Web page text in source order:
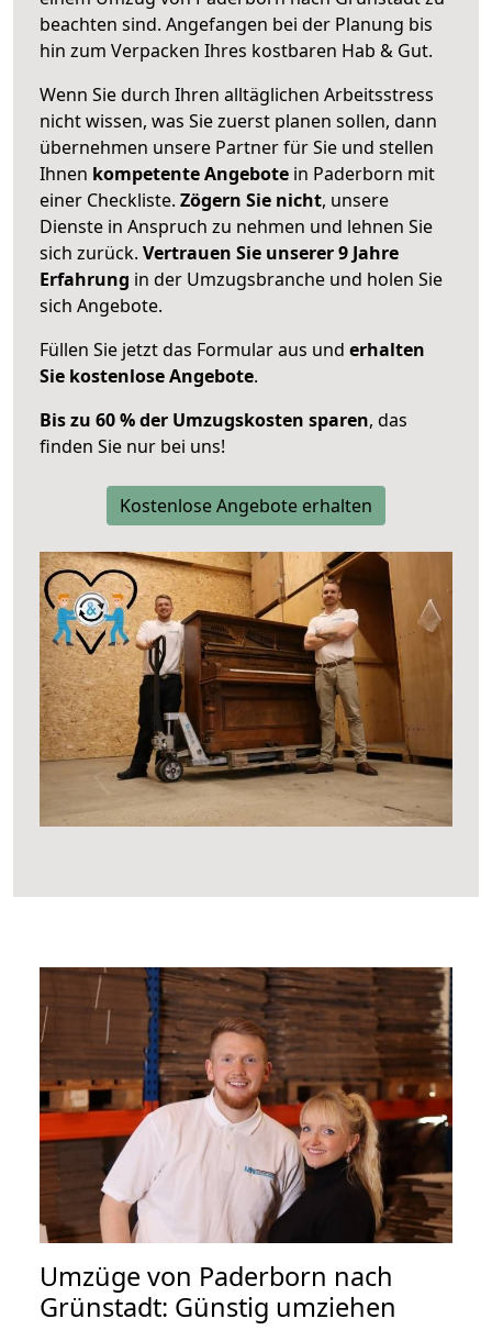
beachten sind. Angefangen bei der Planung bis
hin zum Verpacken Ihres kostbaren Hab & Gut.
Wenn Sie durch Ihren alltäglichen Arbeitsstress
nicht wissen, was Sie zuerst planen sollen, dann
übernehmen unsere Partner für Sie und stellen
Ihnen kompetente Angebote in Paderborn mit
einer Checkliste. Zögern Sie nicht, unsere
Dienste in Anspruch zu nehmen und lehnen Sie
sich zurück. Vertrauen Sie unserer 9 Jahre
Erfahrung in der Umzugsbranche und holen Sie
sich Angebote.
Füllen Sie jetzt das Formular aus und erhalten
Sie kostenlose Angebote.
Bis zu 60 % der Umzugskosten sparen, das
finden Sie nur bei uns!
Kostenlose Angebote erhalten
Umzüge von Paderborn nach
Grünstadt: Günstig umziehen